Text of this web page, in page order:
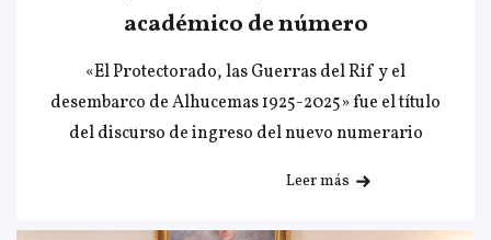
académico de número
«El Protectorado, las Guerras del Rif y el
desembarco de Alhucemas 1925-2025» fue el título
del discurso de ingreso del nuevo numerario
Leer más